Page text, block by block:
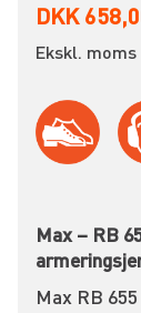
DKK
Ekskl. moms
Max – RB
Max RB